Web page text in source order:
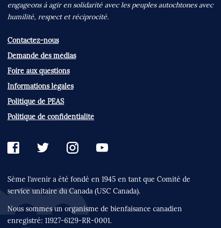
engageons à agir en solidarité avec les peuples autochtones avec
humilité, respect et réciprocité.
Contactez-nous
Demande des médias
Foire aux questions
Informations légales
Politique de PEAS
Politique de confidentialité
Sème l’avenir a été fondé en 1945 en tant que Comité de
service unitaire du Canada (USC Canada).
Nous sommes un organisme de bienfaisance canadien
enregistré: 11927-6129-RR-0001.